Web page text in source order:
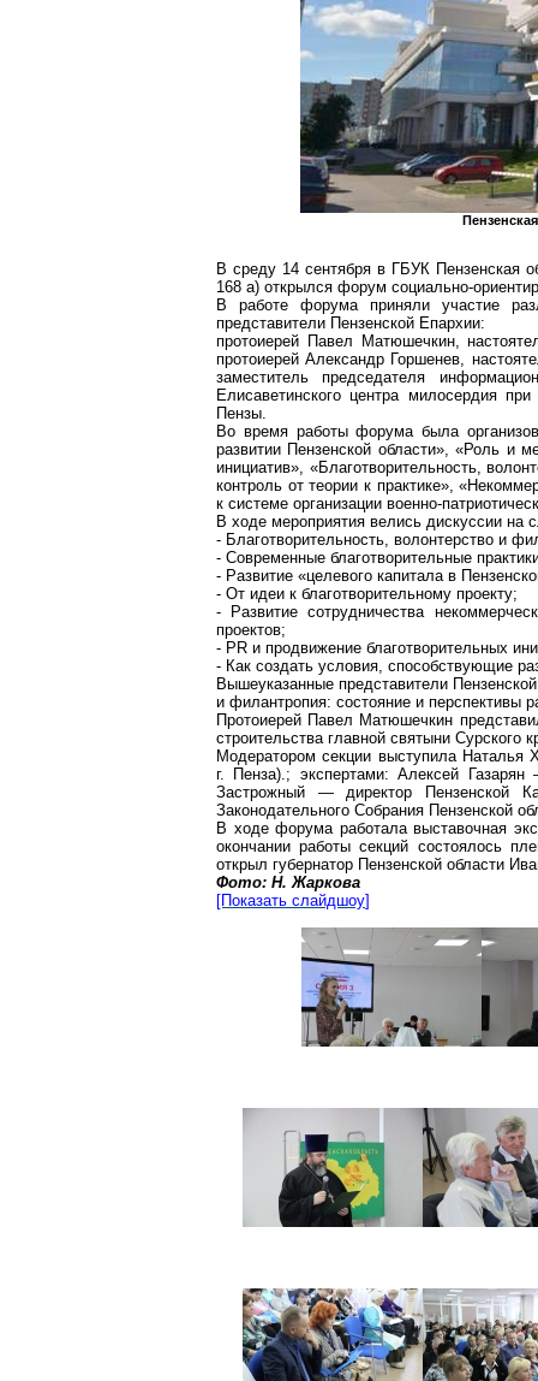
В среду 14 сентября в ГБУК Пензенская
168 а) открылся форум социально-
В работе форума приняли участие
представители Пензенской Епархии:
протоиерей Павел
Матюшечкин,
протоиерей Александр Горшенев,
заместитель председателя
Елисаветинского центра милосердия
Пензы.
Во время работы форума была
развитии Пензенской области», «Роль и
инициатив», «Благотворительность,
контроль от теории к практике»,
к системе организации военно-
В ходе мероприятия велись дискуссии
- Благотворительность, волонтерство и
- Современные благотворительные
- Развитие «целевого капитала в
- От идеи к благотворительному проекту;
- Развитие сотрудничества
проектов;
- PR и продвижение благотворительных
- Как создать условия, способствующие
Вышеуказанные представители
и филантропия: состояние и перспективы
Протоиерей Павел Матюшечкин
строительства главной святыни
Модератором секции выступила
г. Пенза).; экспертами: Алексей Газарян—
Застрожный — директор Пензенской
Законодательного Собрания Пензенской
В ходе форума работала выставочная
окончании работы секций состоялось
открыл губернатор Пензенской области
Фото: Н.Жаркова
[Показать слайдшоу]